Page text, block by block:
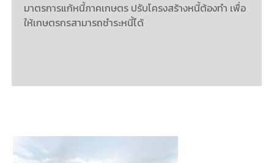
มาตรการแก้หนี้ภาคเกษตร ปรับโครงสร้างหนี้ต้องทำ เพื่อ
ให้เกษตรกรสามารถชำระหนี้ได้